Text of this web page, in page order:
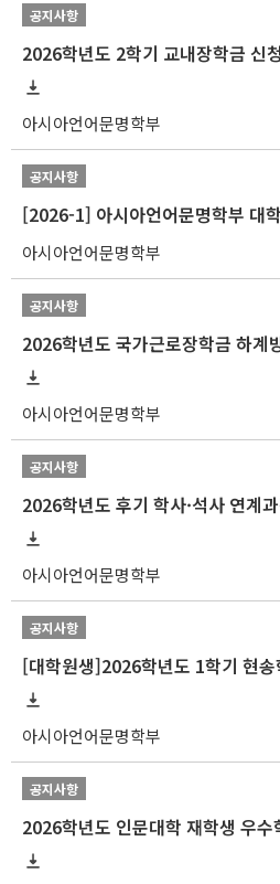
공지사항
2026학년도 2학기 교내장학금 신
아시아언어문명학부
공지사항
[2026-1] 아시아언어문명학부 대
아시아언어문명학부
공지사항
아시아언어문명학부
공지사항
2026학년도 후기 학사·석사 연계
아시아언어문명학부
공지사항
아시아언어문명학부
공지사항